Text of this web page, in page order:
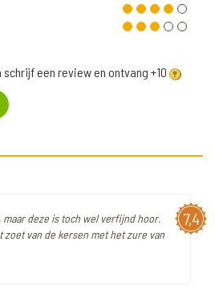
schrijf een review en ontvang +10
7,4
maar deze is toch wel verfijnd hoor.
zoet van de kersen met het zure van